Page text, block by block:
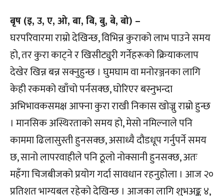
बृष (इ, उ, ए, ओ, बा, बि, बु, बे, बो) –
घरपरिवारमा राम्रो देखिन्छ, विभिन्न कुराको लाभ पाउने समय
हो, तर कुरा काट्ने र खिसीट्युरी गर्नेहरूको क्रियाकलाप
देखेर खिन्न बन्न सक्नुहुन्छ । घुमघाम वा मनोरञ्जनका लागि
केही रकमको खाँचो पर्नसक्छ, घोरिएर बस्नुभन्दा
अभिभावकसमक्ष आफ्ना कुरा राखी निकास खोज्नु राम्रो हुन्छ
। मानसिक अस्थिरताको समय हो, मेसो नमिल्नाले पनि
काममा ढिलासुस्ती हुनसक्छ, असाध्यै दौडधूप गर्नुपर्ने समय
छ, सानो लापरवाहीले पनि ठूलो नोक्सानी हुनसक्छ, अतः
महँगा चिजबीजको प्रयोग गर्दा सावधान रहनुहोला । आज २०
प्रतिशत भाग्यबल रहेको देखिन्छ । आजका लागि शुभअङ्क ४,